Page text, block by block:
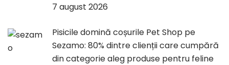
7 august 2026
Pisicile domină coșurile Pet Shop pe
Sezamo: 80% dintre clienții care cumpără
din categorie aleg produse pentru feline